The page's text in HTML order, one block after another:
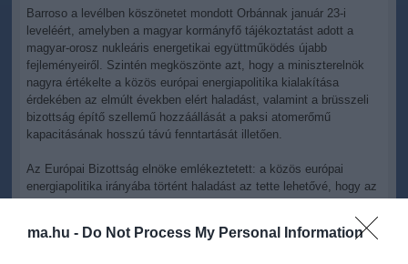
ma.hu - Do Not Process My Personal Information
Barroso a levélben köszönetet mondott Orbánnak január 23-i
leveléért, amelyben a magyar kormányfő tájékoztatást adott a
magyar-orosz nukleáris energetikai együttműködés újabb
fejleményeiről. Szintén megköszönte azt, hogy a miniszterelnök
nagyra értékelte a közös európai energiapolitika kialakítása
érdekében az elmúlt években elért haladást, valamint a brüsszeli
bizottság építő szellemű hozzáállását a paksi atomerőmű
kapacitásának hosszú távú fenntartását illetően.
Az Európai Bizottság elnöke emlékeztetett: a közös európai
energiapolitika irányába történt haladást az tette lehetővé, hogy az
uniós testület tiszteletben tartja a tagállamok jogát annak
meghatározására, miként, milyen forrásokból, milyen arányban
biztosítják energiaszükségletüket. Ugyanakkor - tette hozzá - a